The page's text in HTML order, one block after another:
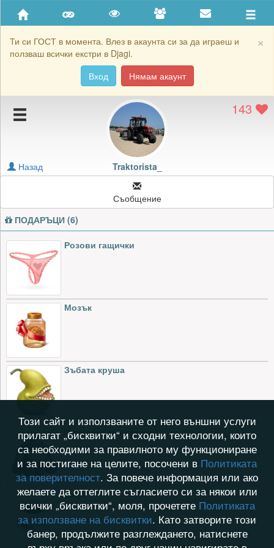
×
Ти си ГОСТ в момента. Влез в акаунта си за да играеш и
ползваш всички екстри в Djagi.
Вход
Нямам акаунт
Приятели
Хронология на игри
Подаръците на Traktorista_
Картичките на Traktorista_
Блокирай Traktorista_
143
Traktorista_
Назад
Съобщение
ПОДАРЪЦИ (6)
Розови гащички
Мозък
Зъбата круша
Плюшено магаренце2
Кафе
Този сайт и използваните от него външни услуги
прилагат „бисквитки“ и сходни технологии, които
са необходими за правилното му функциониране
и за постигане на целите, посочени в Политиката
за поверителност. За повече информация или ако
желаете да оттеглите съгласието си за някои или
всички „бисквитки“, моля, прочетете Политиката
за използване на бисквитки. Като затворите този
банер, продължите разглеждането, натиснете